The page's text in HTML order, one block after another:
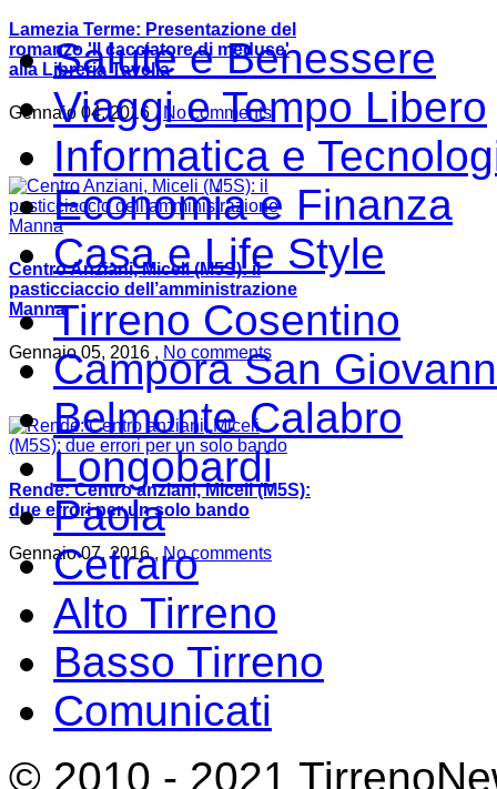
Lamezia Terme: Presentazione del
romanzo 'Il cacciatore di meduse'
alla Libreria Tavella
Gennaio 04, 2016 , No comments
Centro Anziani, Miceli (M5S): il
pasticciaccio dell’amministrazione
Manna
Gennaio 05, 2016 , No comments
Rende: Centro anziani, Miceli (M5S):
due errori per un solo bando
Gennaio 07, 2016 ,No comments
Salute e Benessere
Viaggi e Tempo Libero
Informatica e
Economia e Finanza
Casa e Life Style
Tirreno Cosentino
Campora San
Belmonte Calabro
Longobardi
Paola
Cetraro
Alto Tirreno
Basso Tirreno
Comunicati
© 2010 - 2021